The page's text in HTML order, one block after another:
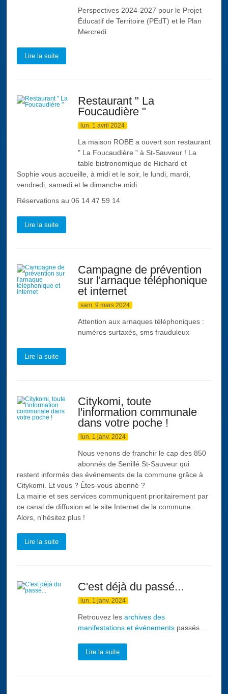
Perspectives 2024-2027 pour le Projet
Éducatif de Territoire (PEdT) et le Plan
Mercredi.
Lire la suite
Restaurant " La
Foucaudière "
lun. 1 avril 2024
La maison ROBE a ouvert son restaurant
" La Foucaudière " à St-Sauveur ! La
table bistronomique de Richard et
Sophie vous accueille, à midi et le soir, le lundi, mardi,
vendredi, samedi et le dimanche midi.
Réservations au06 14 47 59 14
Lire la suite
Campagne de prévention
sur l'arnaque téléphonique
et internet
sam. 9 mars 2024
Attention aux arnaques téléphoniques :
numéros surtaxés, sms frauduleux
Lire la suite
Citykomi, toute
l'information communale
dans votre poche !
lun. 1 janv. 2024
Nous venons de franchir le cap des 850
abonnés de Senillé St-Sauveur qui
restent informés des événements de la commune grâce à
Citykomi. Et vous ? Êtes-vous abonné ?
La mairie et ses services communiquent prioritairement par
ce canal de diffusion et le site Internet de la commune.
Alors, n'hésitez plus !
Lire la suite
C'est déjà du passé...
lun. 1 janv. 2024
Retrouvez lesarchives des
manifestations et événements passés...
Lire la suite